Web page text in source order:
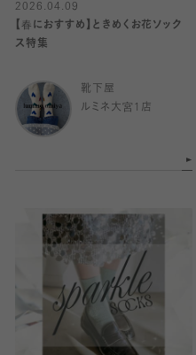
2026.04.09
【春におすすめ】ときめくお花ソック
ス特集
靴下屋
ルミネ大宮1店